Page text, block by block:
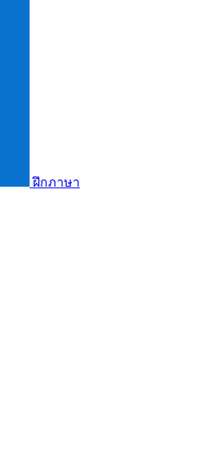
ฝึกภาษา